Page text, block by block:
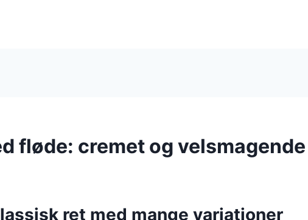
fløde: cremet og velsmagende
ret med mange variationer